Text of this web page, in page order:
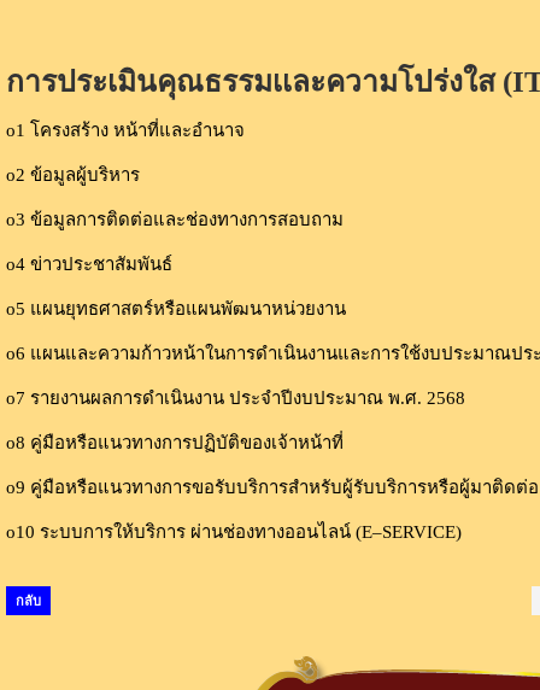
การประเมินคุณธรรมเเละความโปร่งใส
o1 โครงสร้าง หน้าที่และอำนาจ
o2 ข้อมูลผู้บริหาร
o3 ข้อมูลการติดต่อและช่องทางการสอบถาม
o4 ข่าวประชาสัมพันธ์
o5 แผนยุทธศาสตร์หรือแผนพัฒนาหน่วยงาน
o6 แผนและความก้าวหน้าในการดำเนินงานและการใช้งบประมาณป
o7 รายงานผลการดำเนินงาน ประจำปีงบประมาณ พ.ศ. 2568
o8 คู่มือหรือแนวทางการปฏิบัติของเจ้าหน้าที่
o9 คู่มือหรือแนวทางการขอรับบริการสำหรับผู้รับบริการหรือผู้มาติดต่อ
o10 ระบบการให้บริการ ผ่านช่องทางออนไลน์ (E–SERVICE)
กลับ